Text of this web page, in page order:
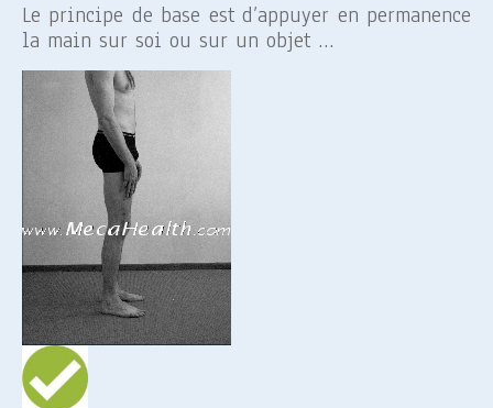
Le principe de base est d’appuyer en permanence
la main sur soi ou sur un objet …